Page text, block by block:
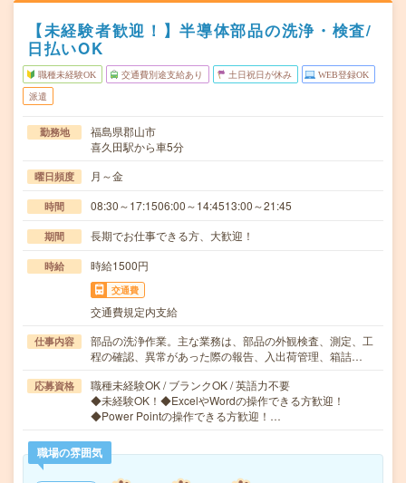
【未経験者歓迎！】半導体部品の洗浄・検査/
日払いOK
職種未経験OK 交通費別途支給あり 土日祝日が休み WEB登録OK
派遣
勤務地
福島県郡山市
喜久田駅から車5分
曜日頻度 月～金
時間 08:30～17:1506:00～14:4513:00～21:45
期間 長期でお仕事できる方、大歓迎！
時給 時給1500円
交通費
交通費規定内支給
仕事内容
部品の洗浄作業。主な業務は、部品の外観検査、測定、工
程の確認、異常があった際の報告、入出荷管理、箱詰…
応募資格
職種未経験OK / ブランクOK / 英語力不要
◆未経験OK！◆ExcelやWordの操作できる方歓迎！
◆Power Pointの操作できる方歓迎！…
職場の雰囲気